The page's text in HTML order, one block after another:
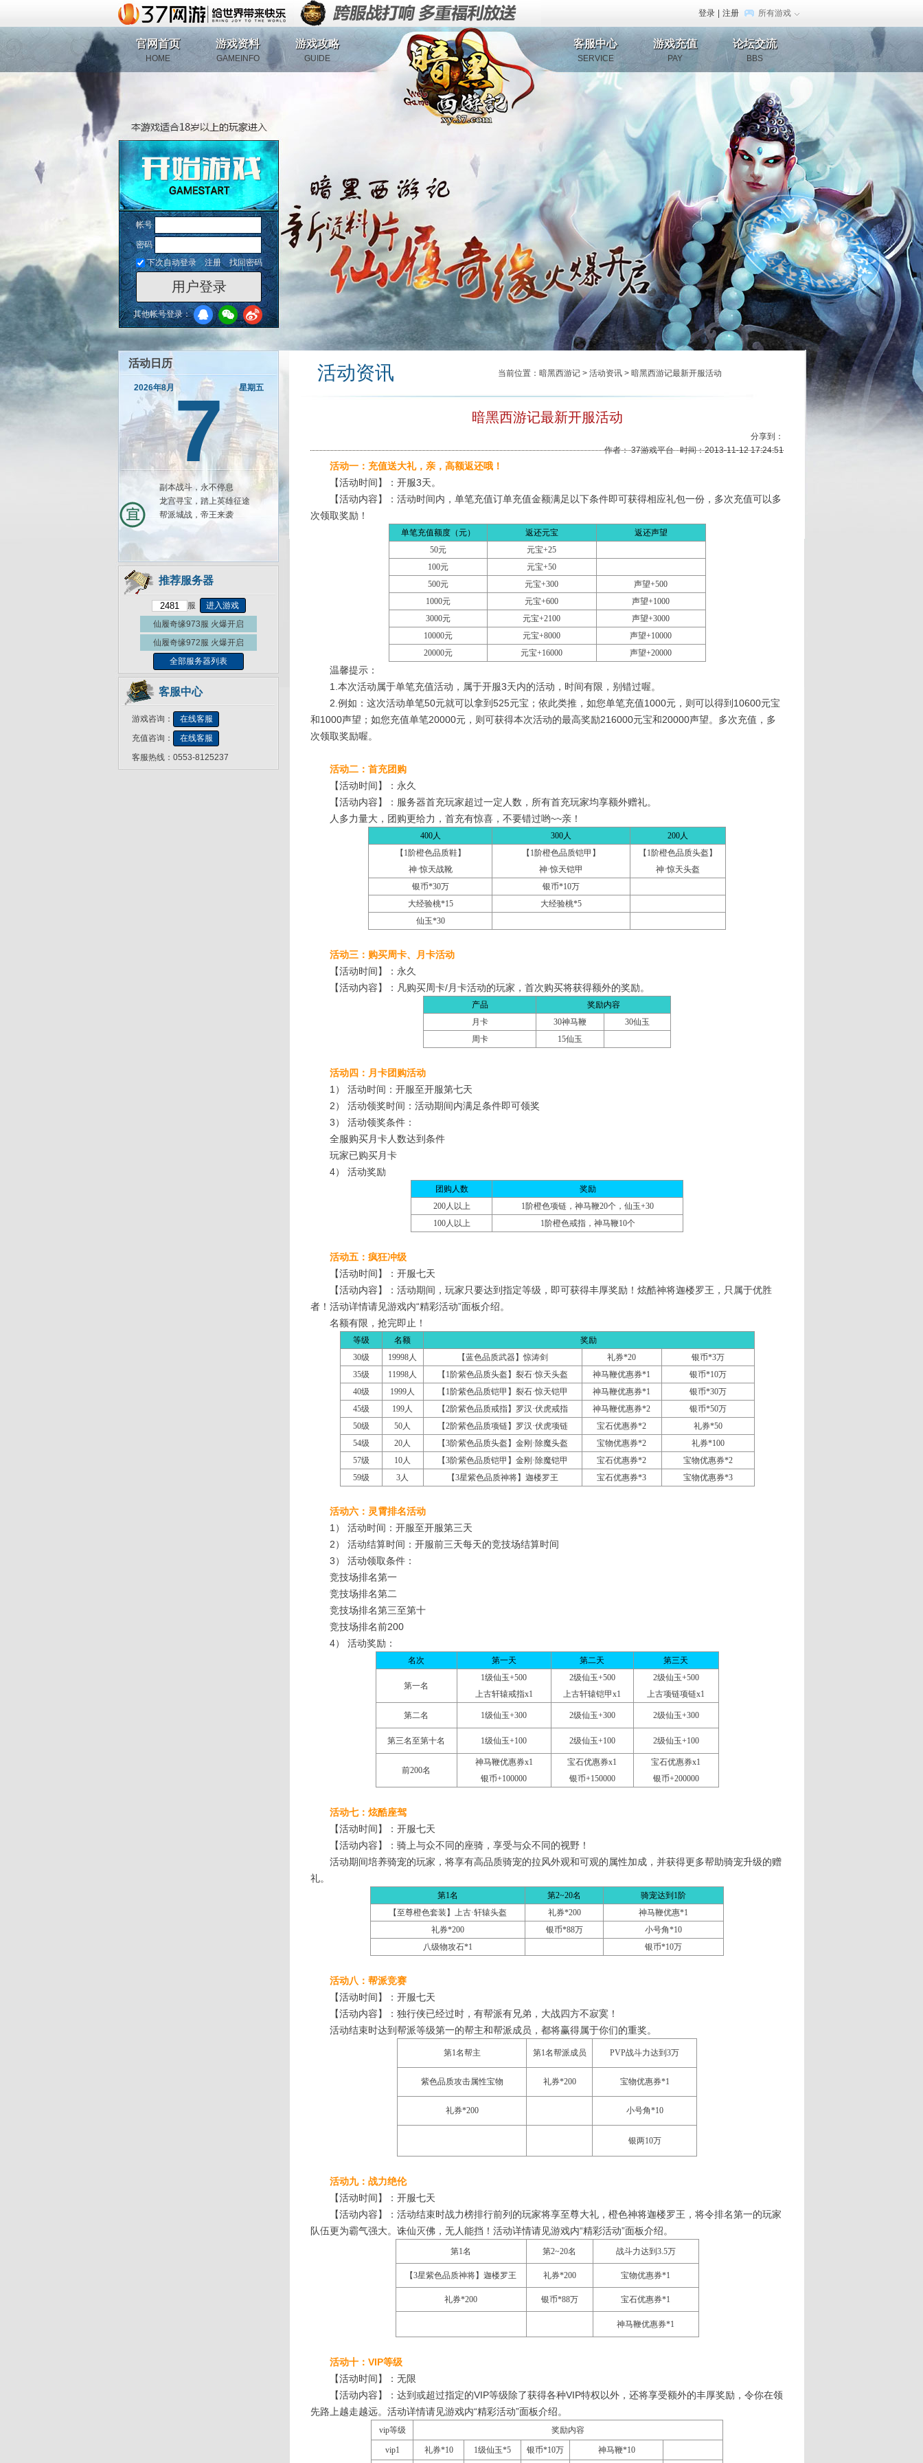
登录 注册 所有游戏
官网首页
HOME
游戏资料
GAMEINFO
游戏攻略
GUIDE
客服中心
SERVICE
游戏充值
PAY
论坛交流
BBS
帐号
密码
下次自动登录注册 找回密码
用户登录
其他帐号登录：
活动日历
2026年8月 星期五
7
副本战斗，永不停息
龙宫寻宝，踏上英雄征途
帮派城战，帝王来袭
推荐服务器
服
进入游戏
仙履奇缘973服 火爆开启
仙履奇缘972服 火爆开启
全部服务器列表
客服中心
游戏咨询：
在线客服
充值咨询：
在线客服
客服热线：0553-8125237
活动资讯 当前位置： 暗黑西游记 > 活动资讯 > 暗黑西游记最新开服活动
暗黑西游记最新开服活动
分享到：
作者： 37游戏平台 时间：2013-11-12 17:24:51
活动一：充值送大礼，亲，高额返还哦！
【活动时间】：开服3天。
【活动内容】：活动时间内，单笔充值订单充值金额满足以下条件即可获得相应礼包一份，多次充值可以多
次领取奖励！
单笔充值额度（元） 返还元宝
返还声望
50元
元宝+25
100元
元宝+50
500元
元宝+300 声望+500
1000元
元宝+600 声望+1000
3000元
元宝+2100 声望+3000
10000元
元宝+8000 声望+10000
20000元
元宝+16000 声望+20000
温馨提示：
1.本次活动属于单笔充值活动，属于开服3天内的活动，时间有限，别错过喔。
2.例如：这次活动单笔50元就可以拿到525元宝；依此类推，如您单笔充值1000元，则可以得到10600元宝
和1000声望；如您充值单笔20000元，则可获得本次活动的最高奖励216000元宝和20000声望。多次充值，多
次领取奖励喔。
活动二：首充团购
【活动时间】：永久
【活动内容】：服务器首充玩家超过一定人数，所有首充玩家均享额外赠礼。
人多力量大，团购更给力，首充有惊喜，不要错过哟~~亲！
400人 300人
200人
【1阶橙色品质鞋】
神·惊天战靴
【1阶橙色品质铠甲】
神·惊天铠甲
【1阶橙色品质头盔】
神·惊天头盔
银币*30万
银币*10万
大经验桃*15
大经验桃*5
仙玉*30
活动三：购买周卡、月卡活动
【活动时间】：永久
【活动内容】：凡购买周卡/月卡活动的玩家，首次购买将获得额外的奖励。
产品
奖励内容
月卡
30神马鞭
30仙玉
周卡
15仙玉
活动四：月卡团购活动
1） 活动时间：开服至开服第七天
2） 活动领奖时间：活动期间内满足条件即可领奖
3） 活动领奖条件：
全服购买月卡人数达到条件
玩家已购买月卡
4） 活动奖励
团购人数
奖励
200人以上
1阶橙色项链，神马鞭20个，仙玉+30
100人以上
1阶橙色戒指，神马鞭10个
活动五：疯狂冲级
【活动时间】：开服七天
【活动内容】：活动期间，玩家只要达到指定等级，即可获得丰厚奖励！炫酷神将迦楼罗王，只属于优胜
者！活动详情请见游戏内“精彩活动”面板介绍。
名额有限，抢完即止！
等级 名额
奖励
30级 19998人 【蓝色品质武器】惊涛剑 礼券*20 银币*3万
35级 11998人 【 1阶紫色品质头盔】裂石·惊天头盔 神马鞭优惠券*1 银币*10万
40级 1999人 【 1阶紫色品质铠甲】裂石·惊天铠甲 神马鞭优惠券*1
银币*30万
45级 199人 【2阶紫色品质戒指】罗汉·伏虎戒指 神马鞭优惠券*2 银币*50万
50级 50人 【2阶紫色品质项链】罗汉·伏虎项链 宝石优惠券*2 礼券*50
54级 20人 【3阶紫色品质头盔】金刚 ·除魔头盔 宝物优惠券*2 礼券*100
57级 10人 【3阶紫色品质铠甲】金刚 ·除魔铠甲 宝石优惠券*2 宝物优惠券*2
59级 3人 【3星紫色品质神将】迦楼罗王 宝石优惠券*3 宝物优惠券*3
活动六：灵霄排名活动
1） 活动时间：开服至开服第三天
2） 活动结算时间：开服前三天每天的竞技场结算时间
3） 活动领取条件：
竞技场排名第一
竞技场排名第二
竞技场排名第三至第十
竞技场排名前200
4） 活动奖励：
名次 第一天 第二天 第三天
第一名
1级仙玉+500
上古轩辕戒指x1
2级仙玉+500
上古轩辕铠甲x1
2级仙玉+500
上古项链项链x1
第二名 1级仙玉+300 2级仙玉+300 2级仙玉+300
第三名至第十名 1级仙玉+100 2级仙玉+100 2级仙玉+100
前200名
神马鞭优惠券x1
银币+100000
宝石优惠券x1
银币+150000
宝石优惠券x1
银币+200000
活动七：炫酷座驾
【活动时间】：开服七天
【活动内容】：骑上与众不同的座骑，享受与众不同的视野！
活动期间培养骑宠的玩家，将享有高品质骑宠的拉风外观和可观的属性加成，并获得更多帮助骑宠升级的赠
礼。
第1名 第2~20名 骑宠达到 1阶
【至尊橙色套装】上古·轩辕头盔
礼券*200
神马鞭优惠*1
礼券*200 银币*88万
小号角*10
八级物攻石*1
银币*10万
活动八：帮派竞赛
【活动时间】：开服七天
【活动内容】：独行侠已经过时，有帮派有兄弟，大战四方不寂寞！
活动结束时达到帮派等级第一的帮主和帮派成员，都将赢得属于你们的重奖。
第1名帮主 第1名帮派成员 PVP战斗力达到3万
紫色品质攻击属性宝物 礼券*200 宝物优惠券*1
礼券*200 小号角*10
银两10万
活动九：战力绝伦
【活动时间】：开服七天
【活动内容】：活动结束时战力榜排行前列的玩家将享至尊大礼，橙色神将迦楼罗王，将令排名第一的玩家
队伍更为霸气强大。诛仙灭佛，无人能挡！活动详情请见游戏内“精彩活动”面板介绍。
第1名 第2~20名 战斗力达到3.5万
【3星紫色品质神将】迦楼罗王 礼券*200 宝物优惠券*1
礼券*200 银币*88万 宝石优惠券*1
神马鞭优惠券*1
活动十：VIP等级
【活动时间】：无限
【活动内容】：达到或超过指定的VIP等级除了获得各种VIP特权以外，还将享受额外的丰厚奖励，令你在领
先路上越走越远。活动详情请见游戏内“精彩活动”面板介绍。
vip等级 奖励内容
vip1 礼券*10 1级仙玉*5 银币*10万 神马鞭*10